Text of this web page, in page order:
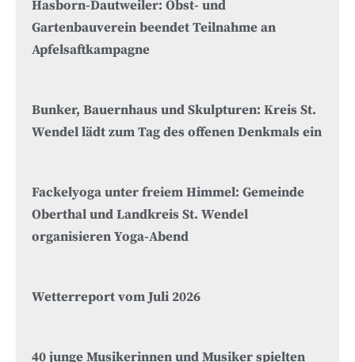
Hasborn-Dautweiler: Obst- und
Gartenbauverein beendet Teilnahme an
Apfelsaftkampagne
Bunker, Bauernhaus und Skulpturen: Kreis St.
Wendel lädt zum Tag des offenen Denkmals ein
Fackelyoga unter freiem Himmel: Gemeinde
Oberthal und Landkreis St. Wendel
organisieren Yoga-Abend
Wetterreport vom Juli 2026
40 junge Musikerinnen und Musiker spielten